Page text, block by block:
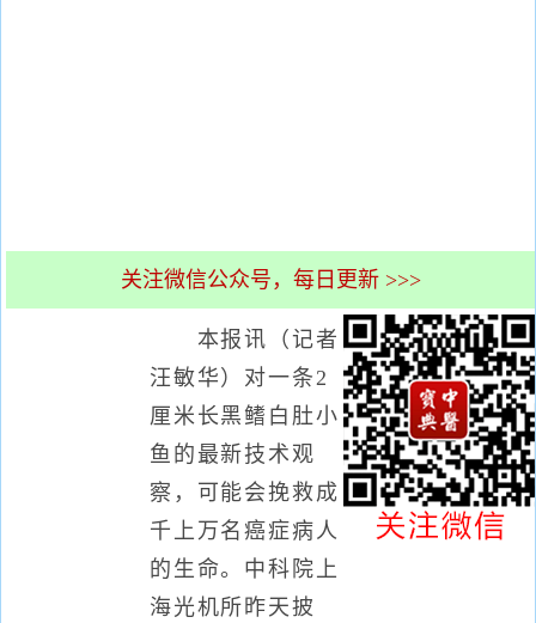
关注微信公众号，每日更新 >>>
本报讯（记者
汪敏华）对一条2
厘米长黑鳍白肚小
鱼的最新技术观
察，可能会挽救成
千上万名癌症病人
的生命。中科院上
海光机所昨天披